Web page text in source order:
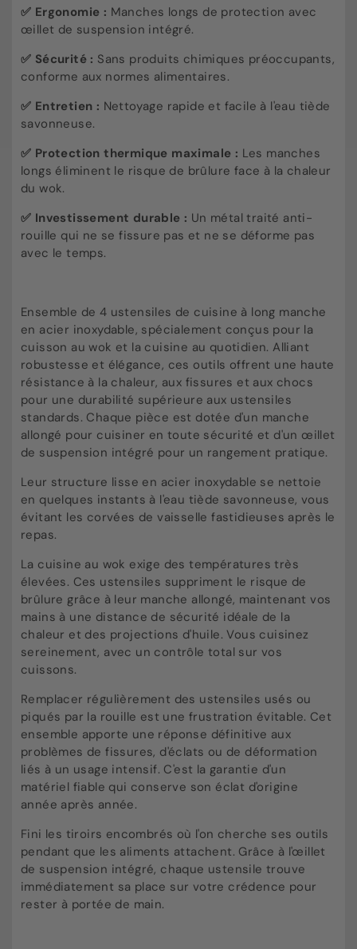
✅ Ergonomie : Manches longs de protection avec
œillet de suspension intégré.
✅ Sécurité : Sans produits chimiques préoccupants,
conforme aux normes alimentaires.
✅ Entretien : Nettoyage rapide et facile à l'eau tiède
savonneuse.
✅ Protection thermique maximale : Les manches
longs éliminent le risque de brûlure face à la chaleur
du wok.
✅ Investissement durable : Un métal traité anti-
rouille qui ne se fissure pas et ne se déforme pas
avec le temps.
Ensemble de 4 ustensiles de cuisine à long manche
en acier inoxydable, spécialement conçus pour la
cuisson au wok et la cuisine au quotidien. Alliant
robustesse et élégance, ces outils offrent une haute
résistance à la chaleur, aux fissures et aux chocs
pour une durabilité supérieure aux ustensiles
standards. Chaque pièce est dotée d'un manche
allongé pour cuisiner en toute sécurité et d'un œillet
de suspension intégré pour un rangement pratique.
Leur structure lisse en acier inoxydable se nettoie
en quelques instants à l'eau tiède savonneuse, vous
évitant les corvées de vaisselle fastidieuses après le
repas.
La cuisine au wok exige des températures très
élevées. Ces ustensiles suppriment le risque de
brûlure grâce à leur manche allongé, maintenant vos
mains à une distance de sécurité idéale de la
chaleur et des projections d'huile. Vous cuisinez
sereinement, avec un contrôle total sur vos
cuissons.
Remplacer régulièrement des ustensiles usés ou
piqués par la rouille est une frustration évitable. Cet
ensemble apporte une réponse définitive aux
problèmes de fissures, d'éclats ou de déformation
liés à un usage intensif. C'est la garantie d'un
matériel fiable qui conserve son éclat d'origine
année après année.
Fini les tiroirs encombrés où l'on cherche ses outils
pendant que les aliments attachent. Grâce à l'œillet
de suspension intégré, chaque ustensile trouve
immédiatement sa place sur votre crédence pour
rester à portée de main.